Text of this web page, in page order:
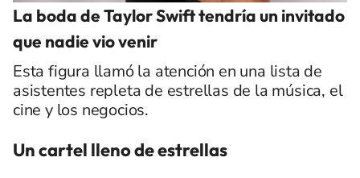
La boda de Taylor Swift tendría un invitado
que nadie vio venir
Esta figura llamó la atención en una lista de
asistentes repleta de estrellas de la música, el
cine y los negocios.
Un cartel lleno de estrellas